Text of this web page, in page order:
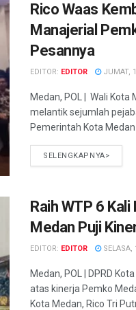
Rico Waas
Manajerial
Pesannya
EDITOR: EDITOR JUMAT,
Medan, POL | Wali Kota
melantik sejumlah
Pemerintah Kota Medan
SELENGKAPNYA>
Raih WTP 6
Medan Puji
EDITOR: EDITOR SELASA,
Medan, POL | DPRD
atas kinerja Pemko
Kota Medan, Rico Tri